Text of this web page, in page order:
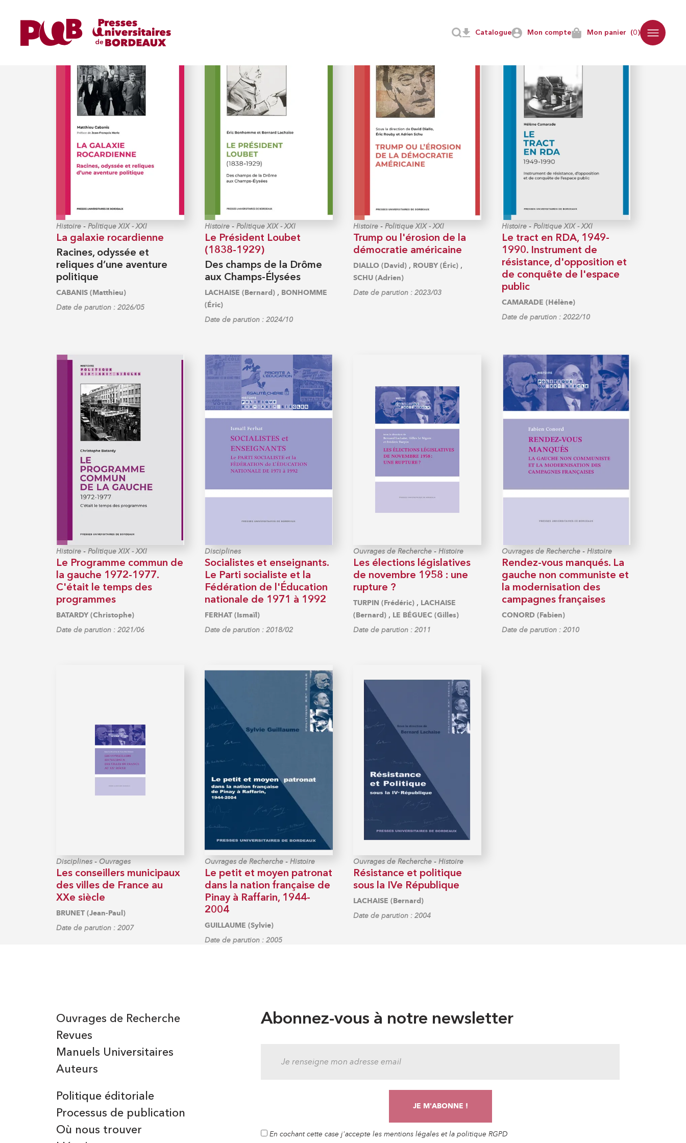
Mon compte Mon panier (0)
Catalogue
Histoire- Politique XIX - XXI
La galaxie rocardienne
Racines, odyssée et
reliques d’une aventure
politique
CABANIS (Matthieu)
Date de parution : 2026/05
Histoire- Politique XIX - XXI
Le Président Loubet
(1838-1929)
Des champs de la Drôme
aux Champs-Élysées
LACHAISE (Bernard), BONHOMME
(Éric)
Date de parution : 2024/10
Histoire - Politique XIX - XXI
Trump ou l'érosion de la
démocratie américaine
DIALLO (David) , ROUBY (Éric) ,
SCHU (Adrien)
Date de parution : 2023/03
Histoire -Politique XIX - XXI
Le tract en RDA, 1949-
1990. Instrument de
résistance, d'opposition et
de conquête de l'espace
public
CAMARADE (Hélène)
Date de parution : 2022/10
Histoire- Politique XIX - XXI
Le Programme commun de
la gauche 1972-1977.
C'était le temps des
programmes
BATARDY (Christophe)
Date de parution : 2021/06
Disciplines
Socialistes et enseignants.
Le Parti socialiste et la
Fédération de l'Éducation
nationale de 1971 à 1992
FERHAT (Ismaïl)
Date de parution : 2018/02
Ouvrages de Recherche - Histoire
Les élections législatives
de novembre 1958 : une
rupture ?
TURPIN (Frédéric) , LACHAISE
(Bernard) , LE BÉGUEC (Gilles)
Date de parution : 2011
Ouvrages de Recherche -Histoire
Rendez-vous manqués. La
gauche non communiste et
la modernisation des
campagnes françaises
CONORD (Fabien)
Date de parution : 2010
Disciplines- Ouvrages
Les conseillers municipaux
des villes de France au
XXe siècle
BRUNET (Jean-Paul)
Date de parution : 2007
Ouvrages de Recherche- Histoire
Le petit et moyen patronat
dans la nation française de
Pinay à Raffarin, 1944-
2004
GUILLAUME (Sylvie)
Date de parution : 2005
Ouvrages de Recherche - Histoire
Résistance et politique
sous la IVe République
LACHAISE (Bernard)
Date de parution : 2004
Abonnez-vous à notre newsletter
En cochant cette case j'accepte les mentions légales et la politique RGPD
Auteurs
Manuels Universitaires
Ouvrages de Recherche
Revues
Politique éditoriale
Processus de publication
Où nous trouver